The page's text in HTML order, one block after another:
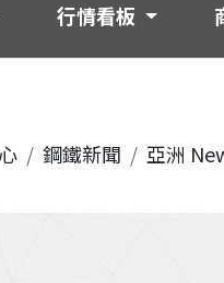
行情看板
鋼鐵新聞 亞洲